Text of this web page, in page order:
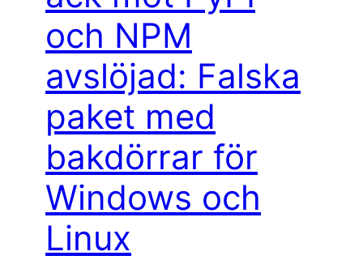
och NPM
avslöjad: Falska
paket med
bakdörrar för
Windows och
Linux